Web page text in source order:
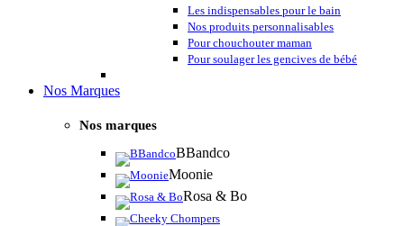
Les indispensables pour le bain
Nos produits personnalisables
Pour chouchouter maman
Pour soulager les gencives de bébé
Nos Marques
Nos marques
BBandco
Moonie
Rosa & Bo